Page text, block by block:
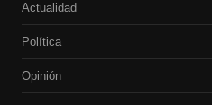
Actualidad
Política
Opinión